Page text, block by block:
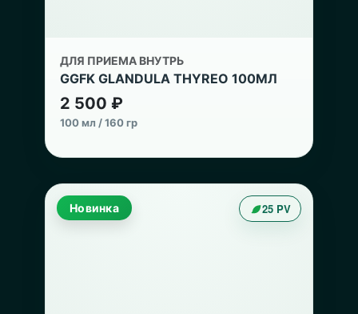
ДЛЯ ПРИЕМА ВНУТРЬ
GGFK GLANDULA THYREO 100МЛ
2 500 ₽
100 мл / 160 гр
Новинка 25 PV